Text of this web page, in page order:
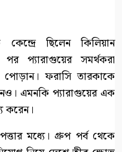
ছিলেন কিলিয়ান
পর প্যারাগুয়ের সমর্থকরা
ফরাসি তারকাকে
এমনকি প্যারাগুয়ের এক
করেন।
মধ্যে। গ্রুপ পর্ব থেকে